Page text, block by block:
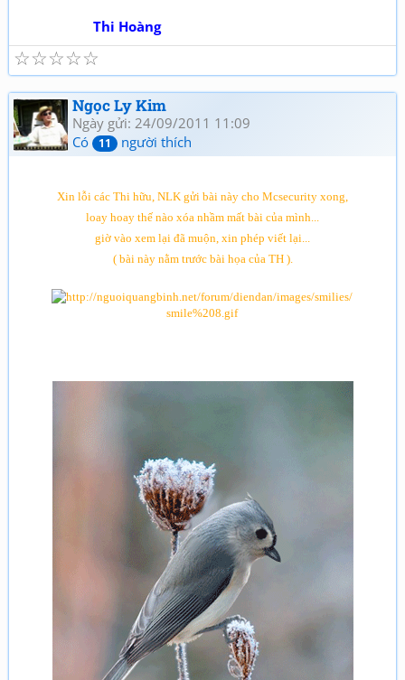
Thi Hoàng
☆
☆
☆
☆
☆
Ngọc Ly Kim
Ngày gửi: 24/09/2011 11:09
Có
11 người thích
Xin lỗi các Thi hữu, NLK gửi bài này cho Mcsecurity xong,
loay hoay thế nào xóa nhầm mất bài của mình...
giờ vào xem lại đã muộn, xin phép viết lại...
( bài này nằm trước bài họa của TH ).